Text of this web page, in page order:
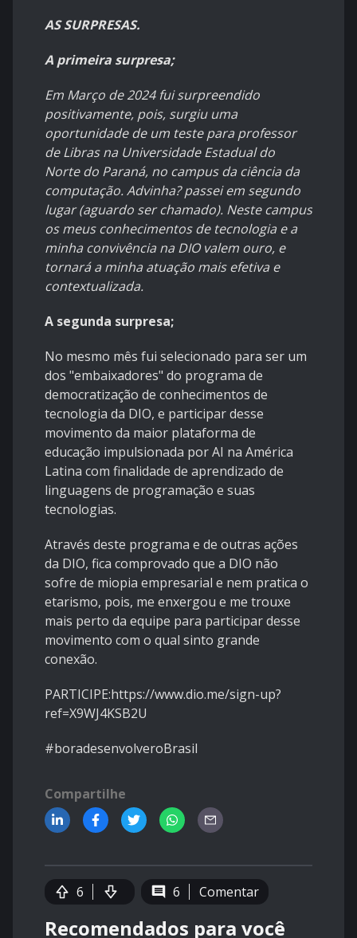
AS SURPRESAS.
A primeira surpresa;
Em Março de 2024 fui surpreendido
positivamente, pois, surgiu uma
oportunidade de um teste para professor
de Libras na Universidade Estadual do
Norte do Paraná, no campus da ciência da
computação. Advinha? passei em segundo
lugar (aguardo ser chamado). Neste campus
os meus conhecimentos de tecnologia e a
minha convivência na DIO valem ouro, e
tornará a minha atuação mais efetiva e
contextualizada.
A segunda surpresa;
No mesmo mês fui selecionado para ser um
dos "embaixadores" do programa de
democratização de conhecimentos de
tecnologia da DIO, e participar desse
movimento da maior plataforma de
educação impulsionada por AI na América
Latina com finalidade de aprendizado de
linguagens de programação e suas
tecnologias.
Através deste programa e de outras ações
da DIO, fica comprovado que a DIO não
sofre de miopia empresarial e nem pratica o
etarismo, pois, me enxergou e me trouxe
mais perto da equipe para participar desse
movimento com o qual sinto grande
conexão.
PARTICIPE:https://www.dio.me/sign-up?
ref=X9WJ4KSB2U
#boradesenvolveroBrasil
Compartilhe
6 6 Comentar
Recomendados para você